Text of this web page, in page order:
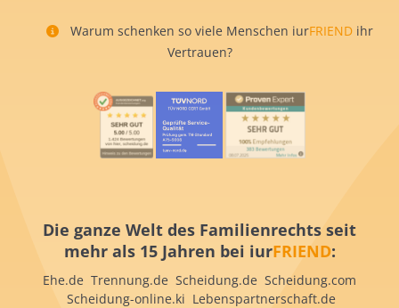
Warum schenken so viele Menschen iurFRIEND ihr
Vertrauen?
Die ganze Welt des Familienrechts seit
mehr als 15 Jahren bei iurFRIEND:
Ehe.de Trennung.de Scheidung.de Scheidung.com
Scheidung-online.ki Lebenspartnerschaft.de